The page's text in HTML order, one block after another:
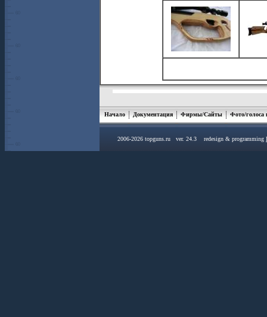
Начало Документация Фирмы/Сайты Фото/голоса
2006-2026 topguns.ru ver. 24.3 redesign & programming